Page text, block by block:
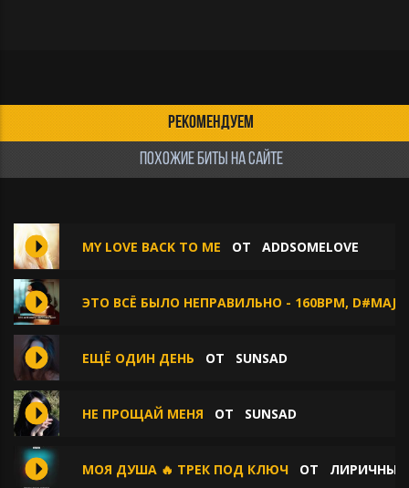
РЕКОМЕНДУЕМ
ПОХОЖИЕ БИТЫ НА САЙТЕ
MY LOVE BACK TO ME ОТ ADDSOMELOVE
ЭТО ВСЁ БЫЛО НЕПРАВИЛЬНО - 160BPM,
ЕЩЁ ОДИН ДЕНЬ ОТ SUNSAD
НЕ ПРОЩАЙ МЕНЯ ОТ SUNSAD
МОЯ ДУША 🔥 ТРЕК ПОД КЛЮЧ ОТ ЛИРИЧНЫЕ